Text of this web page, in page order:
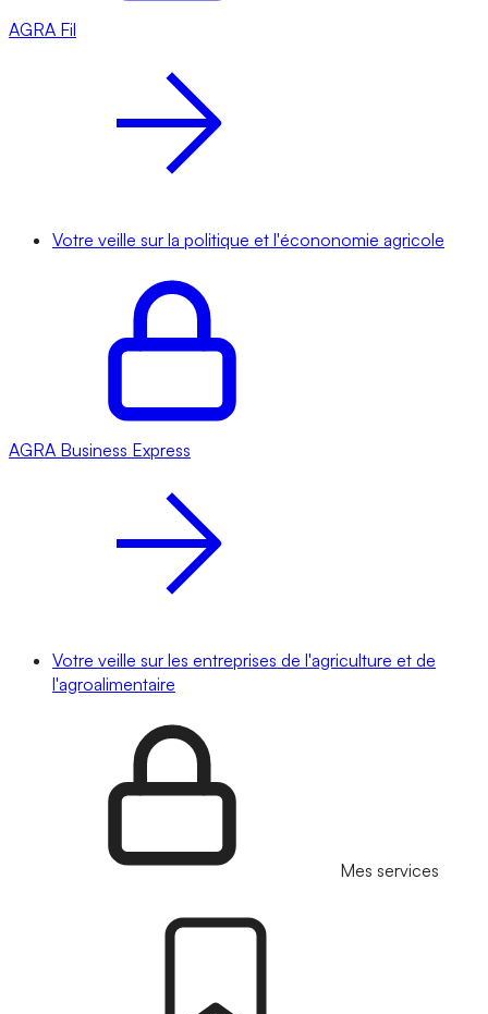
AGRA Fil
Votre veille sur la politique et l'écononomie agricole
AGRA Business Express
Votre veille sur les entreprises de l'agriculture et de
l'agroalimentaire
Mes services